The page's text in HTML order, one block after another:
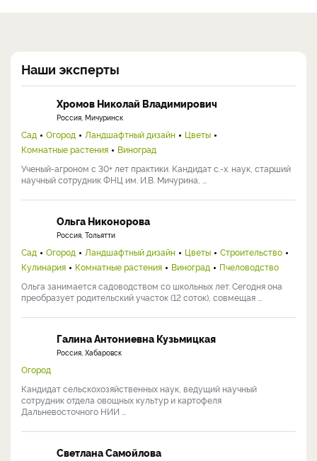
Наши эксперты
Хромов Николай Владимирович
Россия, Мичуринск
Сад Огород Ландшафтный дизайн
Цветы
Комнатные растения
Виноград
Ученый-агроном с 30+ лет практики. Кандидат с.-х. наук, старший
научный сотрудник ФНЦ им. И.В. Мичурина, ...
Ольга Никонорова
Россия, Тольятти
Сад Огород Ландшафтный дизайн Цветы
Строительство
Кулинария
Комнатные растения Виноград
Пчеловодство
Ольга занимается садоводством со школьных лет. Сегодня она
преобразует родительский участок (12 соток), совмещая ...
Галина Антониевна Кузьмицкая
Россия, Хабаровск
Огород
Кандидат сельскохозяйственных наук, ведущий научный
сотрудник отдела овощных культур и картофеля
Дальневосточного НИИ ...
Светлана Самойлова